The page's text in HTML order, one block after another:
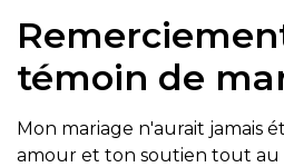
témoin de
Mon mariage n'aurait jamais
amour et ton soutien tout au